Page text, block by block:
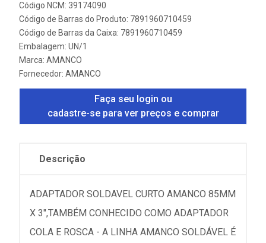
Código NCM: 39174090
Código de Barras do Produto: 7891960710459
Código de Barras da Caixa: 7891960710459
Embalagem: UN/1
Marca: AMANCO
Fornecedor: AMANCO
Faça seu login ou
cadastre-se para ver preços e comprar
Descrição
ADAPTADOR SOLDAVEL CURTO AMANCO 85MM
X 3",TAMBÉM CONHECIDO COMO ADAPTADOR
COLA E ROSCA - A LINHA AMANCO SOLDÁVEL É